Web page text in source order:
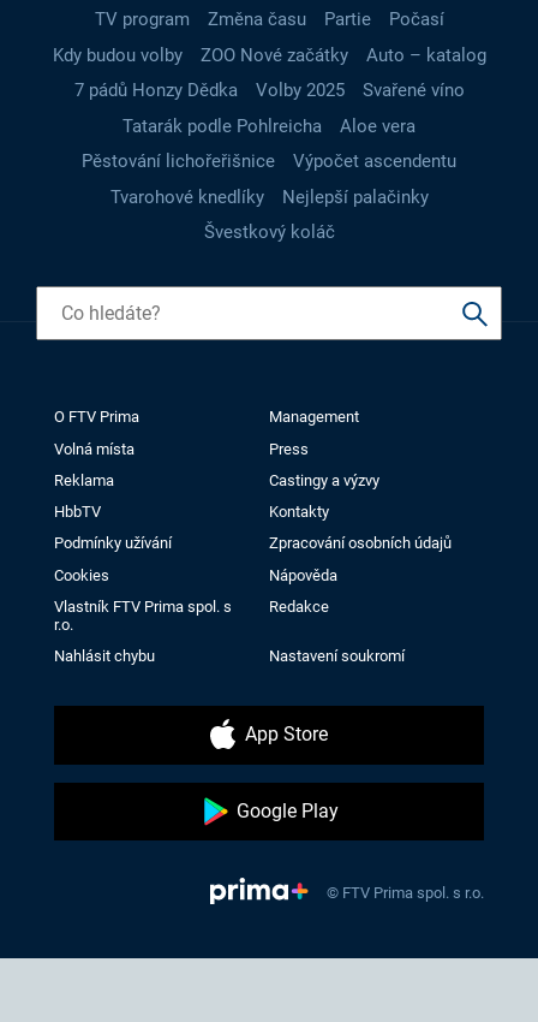
TV program
Změna času Partie
Počasí
Kdy budou volby
ZOO Nové začátky
Auto – katalog
7 pádů Honzy Dědka
Volby 2025
Svařené víno
Tatarák podle Pohlreicha
Aloe vera
Pěstování lichořeřišnice
Výpočet ascendentu
Tvarohové knedlíky
Nejlepší palačinky
Švestkový koláč
O FTV Prima
Management
Volná místa
Press
Reklama
Castingy a výzvy
HbbTV
Kontakty
Podmínky užívání
Zpracování osobních údajů
Cookies
Nápověda
Vlastník FTV Prima spol. s
r.o.
Redakce
Nahlásit chybu Nastavení soukromí
App Store
Google Play
© FTV Prima spol. s r.o.